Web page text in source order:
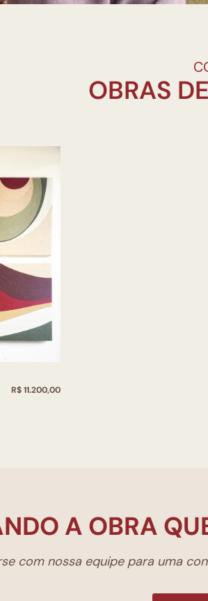
OBRAS
R$ 11.200,00
A OBRA
com nossa equipe para uma